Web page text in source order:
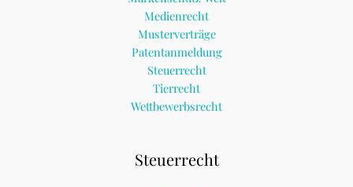
Medienrecht
Musterverträge
Patentanmeldung
Steuerrecht
Tierrecht
Wettbewerbsrecht
Steuerrecht